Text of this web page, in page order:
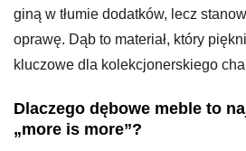
giną w tłumie dodatków, lecz
oprawę. Dąb to materiał, który
kluczowe dla kolekcjonerskiego
Dlaczego dębowe meble to
„more is more”?